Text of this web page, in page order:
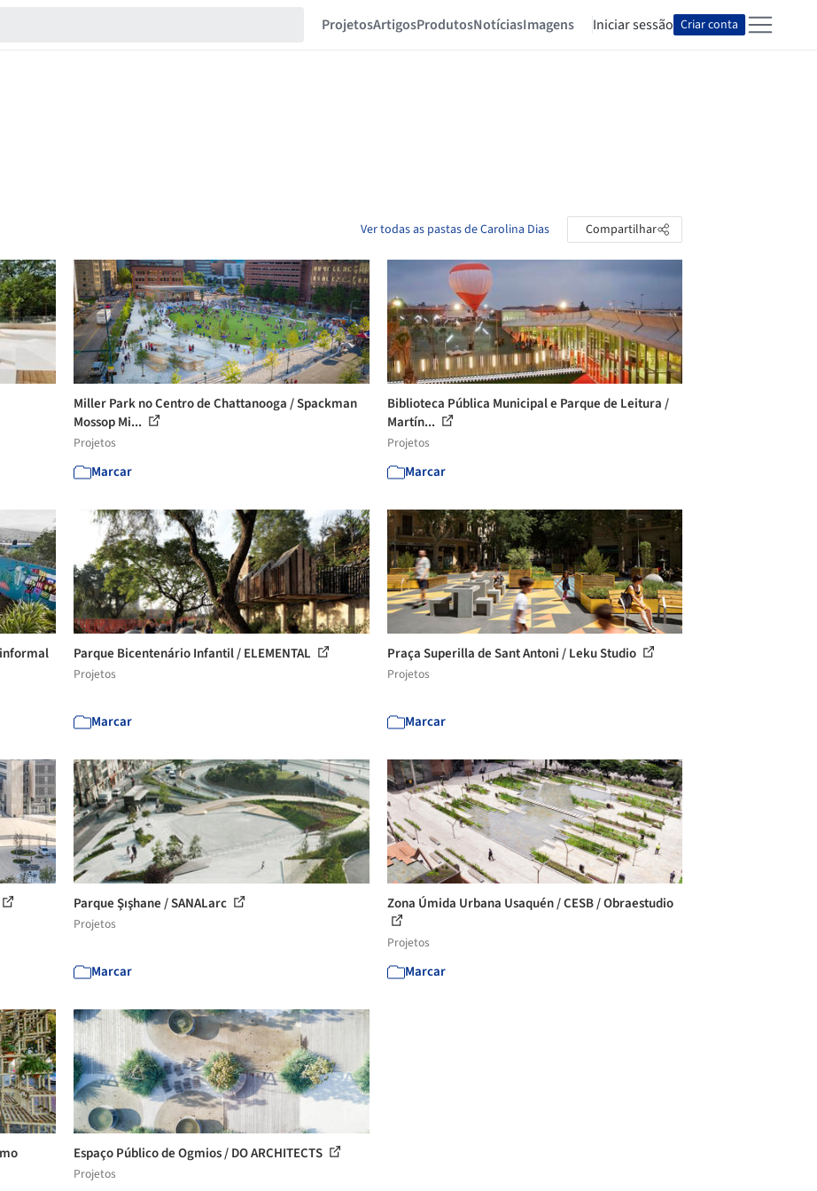
ProjetosArtigosProdutosNotíciasImagens Iniciar sessão Criar conta
Ver todas as pastas de Carolina Dias Compartilhar
Miller Park no Centro de Chattanooga / Spackman
Mossop Mi...
Projetos
Marcar
Biblioteca Pública Municipal e Parque de Leitura /
Martín...
Projetos
Marcar
Parque Bicentenário Infantil / ELEMENTAL
Projetos
Marcar
Praça Superilla de Sant Antoni / Leku Studio
Projetos
Marcar
Parque Şışhane / SANALarc
Projetos
Marcar
Zona Úmida Urbana Usaquén / CESB / Obraestudio
Projetos
Marcar
Espaço Público de Ogmios / DO ARCHITECTS
Projetos